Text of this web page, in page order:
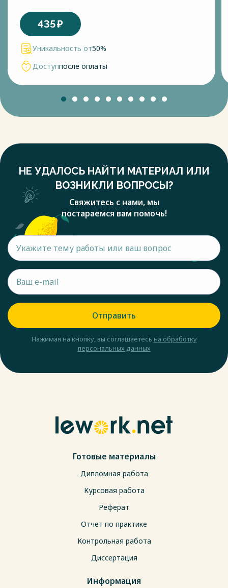
435₽
Уникальность от50%
Доступпосле оплаты
НЕ УДАЛОСЬ НАЙТИ МАТЕРИАЛ ИЛИ
ВОЗНИКЛИ ВОПРОСЫ?
Свяжитесь с нами, мы
постараемся вам помочь!
Отправить
Нажимая на кнопку, вы соглашаетесь на обработку
персональных данных
Готовые материалы
Дипломная работа
Курсовая работа
Реферат
Отчет по практике
Контрольная работа
Диссертация
Информация